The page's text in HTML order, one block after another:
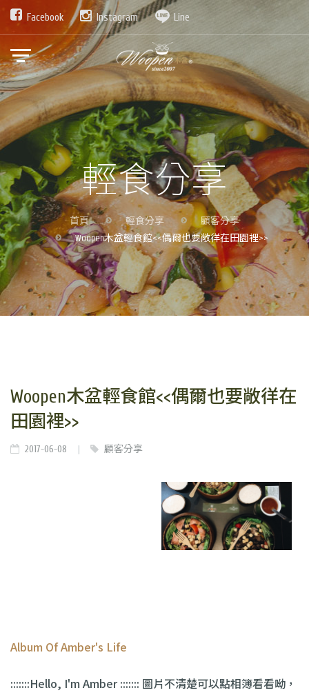
Facebook Instagram Line
輕食分享
首頁 輕食分享
顧客分享
Woopen木盆輕食館<<偶爾也要敞徉在田園裡>>
Woopen木盆輕食館<<偶爾也要敞徉在
田園裡>>
2017-06-08 顧客分享
Album Of Amber's Life
:::::::Hello, I'm Amber ::::::: 圖片不清楚可以點相簿看看呦，